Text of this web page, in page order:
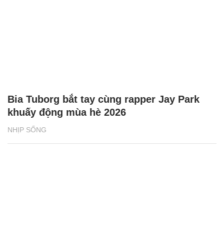
NHỊP SỐNG
Bia Tuborg bắt tay cùng rapper Jay Park
khuấy động mùa hè 2026